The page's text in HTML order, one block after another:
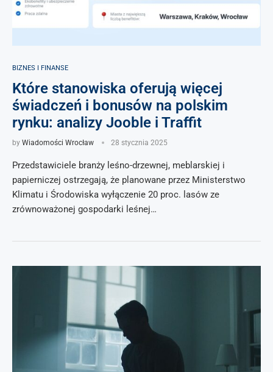
BIZNES I FINANSE
Które stanowiska oferują więcej
świadczeń i bonusów na polskim
rynku: analizy Jooble i Traffit
by Wiadomości Wrocław 28 stycznia 2025
Przedstawiciele branży leśno-drzewnej, meblarskiej i
papierniczej ostrzegają, że planowane przez Ministerstwo
Klimatu i Środowiska wyłączenie 20 proc. lasów ze
zrównoważonej gospodarki leśnej…